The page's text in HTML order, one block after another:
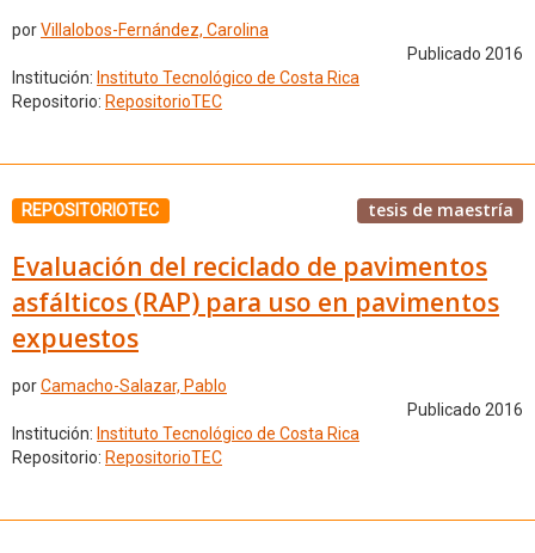
porVillalobos-Fernández, Carolina
Publicado 2016
Institución: Instituto Tecnológico de Costa Rica
Repositorio: RepositorioTEC
REPOSITORIOTEC tesis de maestría
Evaluación del reciclado de pavimentos
asfálticos (RAP) para uso en pavimentos
expuestos
porCamacho-Salazar, Pablo
Publicado 2016
Institución: Instituto Tecnológico de Costa Rica
Repositorio: RepositorioTEC